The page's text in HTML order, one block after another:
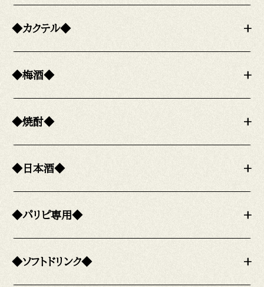
◆カクテル◆ +
◆梅酒◆ +
◆焼酎◆ +
◆日本酒◆ +
◆パリピ専用◆ +
◆ソフトドリンク◆ +